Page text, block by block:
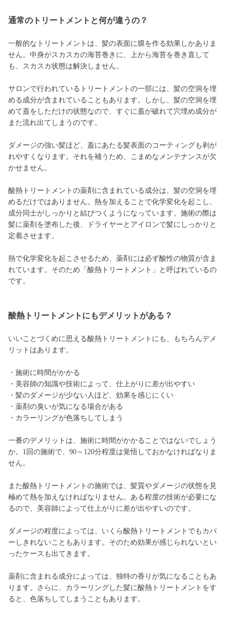
通常のトリートメントと何が違うの？
一般的なトリートメントは、髪の表面に膜を作る効果しかありま
せん。中身がスカスカの海苔巻きに、上から海苔を巻き直して
も、スカスカ状態は解決しません。
サロンで行われているトリートメントの一部には、髪の空洞を埋
める成分が含まれていることもあります。しかし、髪の空洞を埋
めて蓋をしただけの状態なので、すぐに蓋が破れて穴埋め成分が
また流れ出てしまうのです。
ダメージの強い髪ほど、蓋にあたる髪表面のコーティングも剥が
れやすくなります。それを補うため、こまめなメンテナンスが欠
かせません。
酸熱トリートメントの薬剤に含まれている成分は、髪の空洞を埋
めるだけではありません。熱を加えることで化学変化を起こし、
成分同士がしっかりと結びつくようになっています。施術の際は
髪に薬剤を塗布した後、ドライヤーとアイロンで髪にしっかりと
定着させます。
熱で化学変化を起こさせるため、薬剤には必ず酸性の物質が含ま
れています。そのため「酸熱トリートメント」と呼ばれているの
です。
酸熱トリートメントにもデメリットがある？
いいことづくめに思える酸熱トリートメントにも、もちろんデメ
リットはあります。
・施術に時間がかかる
・美容師の知識や技術によって、仕上がりに差が出やすい
・髪のダメージが少ない人ほど、効果を感じにくい
・薬剤の臭いが気になる場合がある
・カラーリングが色落ちしてしまう
一番のデメリットは、施術に時間がかかることではないでしょう
か。1回の施術で、90～120分程度は覚悟しておかなければなりま
せん。
また酸熱トリートメントの施術では、髪質やダメージの状態を見
極めて熱を加えなければなりません。ある程度の技術が必要にな
るので、美容師によって仕上がりに差が出やすいのです。
ダメージの程度によっては、いくら酸熱トリートメントでもカバ
ーしきれないこともあります。そのため効果が感じられないとい
ったケースも出てきます。
薬剤に含まれる成分によっては、独特の香りが気になることもあ
ります。さらに、カラーリングした髪に酸熱トリートメントをす
ると、色落ちしてしまうこともあります。